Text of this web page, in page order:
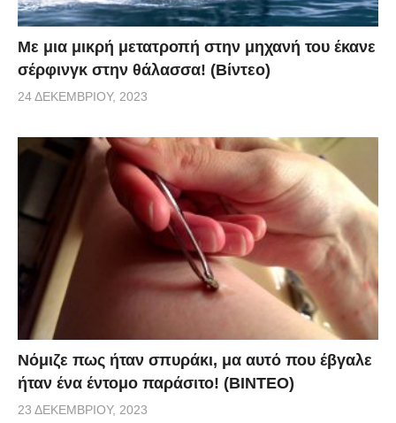
Με μια μικρή μετατροπή στην μηχανή του έκανε
σέρφινγκ στην θάλασσα! (Βίντεο)
24 ΔΕΚΕΜΒΡΊΟΥ, 2023
Νόμιζε πως ήταν σπυράκι, μα αυτό που έβγαλε
ήταν ένα έντομο παράσιτο! (BINTEO)
23 ΔΕΚΕΜΒΡΊΟΥ, 2023